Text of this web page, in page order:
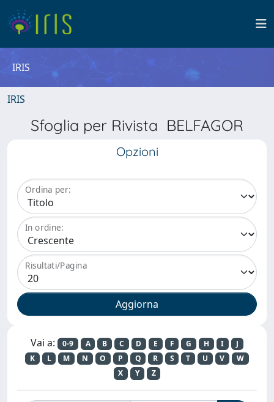
IRIS
IRIS
Sfoglia per Rivista BELFAGOR
Opzioni
Ordina per:
In ordine:
Risultati/Pagina
Vai a: 0-9 A B C D E F G H I
J
K
L M N O P Q R S T U V
W
X
Y Z